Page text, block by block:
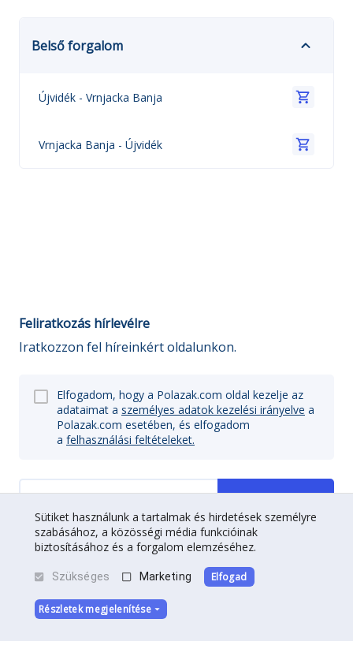
Sütiket használunk a tartalmak és hirdetések személyre
szabásához, a közösségi média funkcióinak
biztosításához és a forgalom elemzéséhez.
Szükséges Marketing Elfogad
Részletek megjelenítése
Belső forgalom
Újvidék - Vrnjacka Banja
Vrnjacka Banja - Újvidék
Feliratkozás hírlevélre
Iratkozzon fel híreinkért oldalunkon.
Elfogadom, hogy a Polazak.com oldal kezelje az
adataimat a személyes adatok kezelési irányelve a
Polazak.com esetében, és elfogadom
a felhasználási feltételeket.